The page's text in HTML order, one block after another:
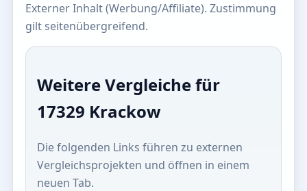
Externer Inhalt (Werbung/Affiliate). Zustimmung
gilt seitenübergreifend.
Weitere Vergleiche für
17329 Krackow
Die folgenden Links führen zu externen
Vergleichsprojekten und öffnen in einem
neuen Tab.